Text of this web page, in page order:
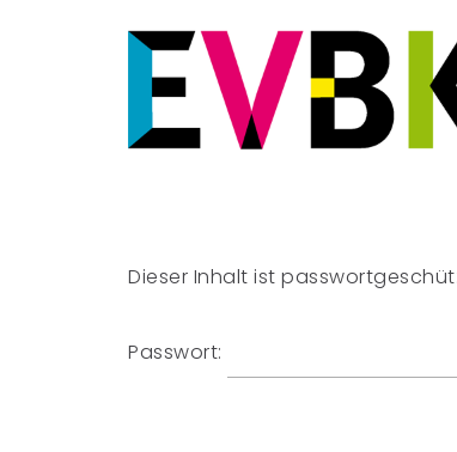
Dieser Inhalt ist
Passwort: